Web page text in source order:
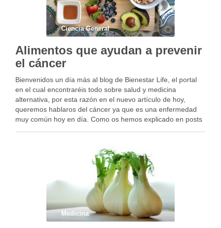
Ciencia General
Alimentos que ayudan a prevenir
el cáncer
Bienvenidos un día más al blog de Bienestar Life, el portal
en el cual encontraréis todo sobre salud y medicina
alternativa, por esta razón en el nuevo artículo de hoy,
queremos hablaros del cáncer ya que es una enfermedad
muy común hoy en día. Como os hemos explicado en posts
Medicina